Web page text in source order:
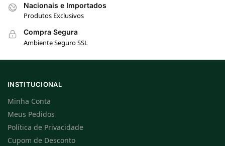
Nacionais e Importados
Produtos Exclusivos
Compra Segura
Ambiente Seguro SSL
INSTITUCIONAL
Minha Conta
Meus Pedidos
Política de Privacidade
Cupom de Desconto